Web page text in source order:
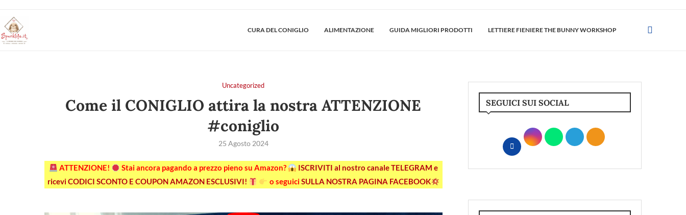
CURA DEL CONIGLIO ALIMENTAZIONE GUIDA MIGLIORI PRODOTTI LETTIERE FIENIERE THE BUNNY WORKSHOP
Uncategorized
Come il CONIGLIO attira la nostra ATTENZIONE
#coniglio
25 Agosto 2024
ATTENZIONE! Stai ancora pagando a prezzo pieno su Amazon?
ISCRIVITI al nostro canale TELEGRAM e
ricevi CODICI SCONTO E COUPON AMAZON ESCLUSIVI!
o seguiciSULLA NOSTRA PAGINA FACEBOOK
SEGUICI SUI SOCIAL